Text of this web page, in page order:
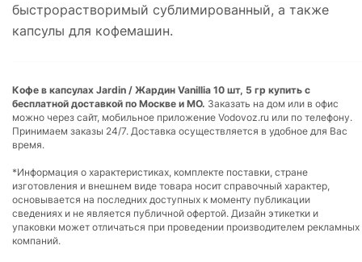
быстрорастворимый сублимированный, а также
капсулы для кофемашин.
Кофе в капсулах Jardin / Жардин Vanillia 10 шт, 5 гр купить с
бесплатной доставкой по Москве и МО. Заказать на дом или в офис
можно через сайт, мобильное приложение Vodovoz.ru или по телефону.
Принимаем заказы 24/7. Доставка осуществляется в удобное для Вас
время.
*Информация о характеристиках, комплекте поставки, стране
изготовления и внешнем виде товара носит справочный характер,
основывается на последних доступных к моменту публикации
сведениях и не является публичной офертой. Дизайн этикетки и
упаковки может отличаться при проведении производителем рекламных
компаний.